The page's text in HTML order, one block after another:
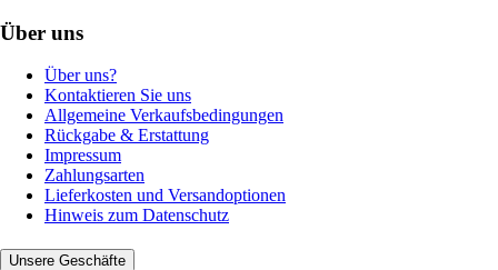
Über uns
Über uns?
Kontaktieren Sie uns
Allgemeine Verkaufsbedingungen
Rückgabe & Erstattung
Impressum
Zahlungsarten
Lieferkosten und Versandoptionen
Hinweis zum Datenschutz
Unsere Geschäfte